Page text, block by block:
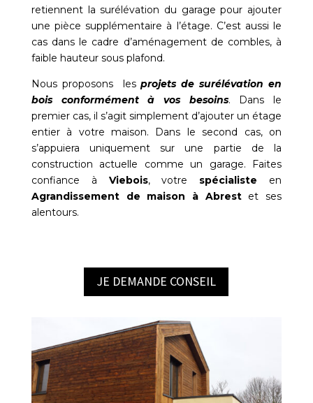
retiennent la surélévation du garage pour ajouter
une pièce supplémentaire à l’étage. C’est aussi le
cas dans le cadre d’aménagement de combles, à
faible hauteur sous plafond.
Nous proposons lesprojets de surélévation en
bois conformément à vos besoins. Dans le
premier cas, il s’agit simplement d’ajouter un étage
entier à votre maison. Dans le second cas, on
s’appuiera uniquement sur une partie de la
construction actuelle comme un garage. Faites
confiance à Viebois, votre spécialiste en
Agrandissement de maison à Abrestet ses
alentours.
JE DEMANDE CONSEIL